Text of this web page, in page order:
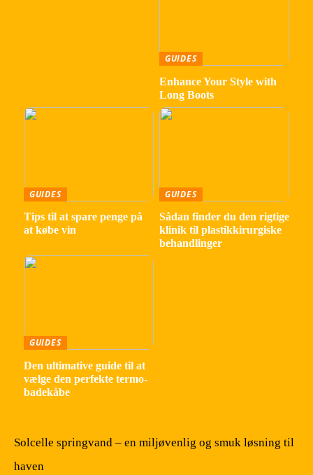
GUIDES
Enhance Your Style with
Long Boots
GUIDES
Tips til at spare penge på
at købe vin
GUIDES
Sådan finder du den rigtige
klinik til plastikkirurgiske
behandlinger
GUIDES
Den ultimative guide til at
vælge den perfekte termo-
badekåbe
Solcelle springvand – en miljøvenlig og smuk løsning til
haven